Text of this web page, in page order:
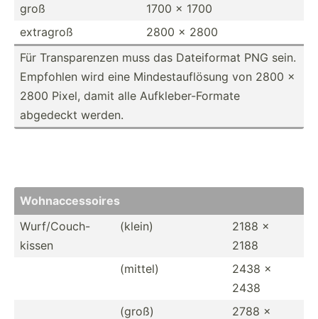
groß
1700 x 1700
extragroß
2800 x 2800
Für Transp­arenzen muss das Dateif­ormat PNG sein.
Empfohlen wird eine Mindes­tau­flösung von 2800 x
2800 Pixel, damit alle Aufkle­ber­-Fo­rmate
abgedeckt werden.
Wohnac­ces­soires
Wurf/C­ouch-
kissen
(klein)
2188 x
2188
(mittel)
2438 x
2438
(groß)
2788 x